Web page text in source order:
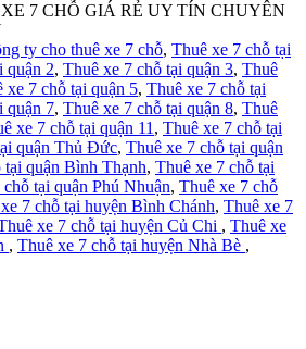
7 CHỖ GIÁ RẺ UY TÍN CHUYÊN
ty cho thuê xe 7 chỗ, Thuê xe 7 chỗ tại
quận 2, Thuê xe 7 chỗ tại quận 3, Thuê
xe 7 chỗ tại quận 5, Thuê xe 7 chỗ tại
quận 7, Thuê xe 7 chỗ tại quận 8, Thuê
xe 7 chỗ tại quận 11 , Thuê xe 7 chỗ tại
quận Thủ Đức, Thuê xe 7 chỗ tại quận
tại quận Bình Thạnh, Thuê xe 7 chỗ tại
tại quận Phú Nhuận, Thuê xe 7 chỗ
7 chỗ tại huyện Bình Chánh, Thuê xe 7
xe 7 chỗ tại huyện Củ Chi , Thuê xe
, Thuê xe 7 chỗ tại huyện Nhà Bè ,